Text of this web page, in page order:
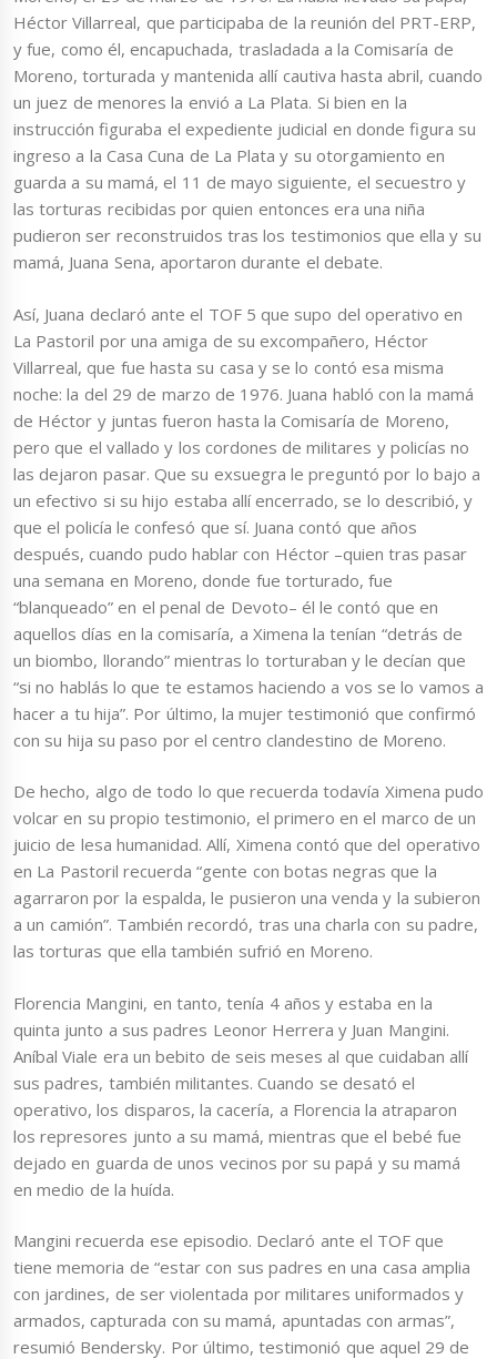
Héctor Villarreal, que participaba de la reunión del PRT-ERP,
y fue, como él, encapuchada, trasladada a la Comisaría de
Moreno, torturada y mantenida allí cautiva hasta abril, cuando
un juez de menores la envió a La Plata. Si bien en la
instrucción figuraba el expediente judicial en donde figura su
ingreso a la Casa Cuna de La Plata y su otorgamiento en
guarda a su mamá, el 11 de mayo siguiente, el secuestro y
las torturas recibidas por quien entonces era una niña
pudieron ser reconstruidos tras los testimonios que ella y su
mamá, Juana Sena, aportaron durante el debate.
Así, Juana declaró ante el TOF 5 que supo del operativo en
La Pastoril por una amiga de su excompañero, Héctor
Villarreal, que fue hasta su casa y se lo contó esa misma
noche: la del 29 de marzo de 1976. Juana habló con la mamá
de Héctor y juntas fueron hasta la Comisaría de Moreno,
pero que el vallado y los cordones de militares y policías no
las dejaron pasar. Que su exsuegra le preguntó por lo bajo a
un efectivo si su hijo estaba allí encerrado, se lo describió, y
que el policía le confesó que sí. Juana contó que años
después, cuando pudo hablar con Héctor –quien tras pasar
una semana en Moreno, donde fue torturado, fue
“blanqueado” en el penal de Devoto– él le contó que en
aquellos días en la comisaría, a Ximena la tenían “detrás de
un biombo, llorando” mientras lo torturaban y le decían que
“si no hablás lo que te estamos haciendo a vos se lo vamos a
hacer a tu hija”. Por último, la mujer testimonió que confirmó
con su hija su paso por el centro clandestino de Moreno.
De hecho, algo de todo lo que recuerda todavía Ximena pudo
volcar en su propio testimonio, el primero en el marco de un
juicio de lesa humanidad. Allí, Ximena contó que del operativo
en La Pastoril recuerda “gente con botas negras que la
agarraron por la espalda, le pusieron una venda y la subieron
a un camión”. También recordó, tras una charla con su padre,
las torturas que ella también sufrió en Moreno.
Florencia Mangini, en tanto, tenía 4 años y estaba en la
quinta junto a sus padres Leonor Herrera y Juan Mangini.
Aníbal Viale era un bebito de seis meses al que cuidaban allí
sus padres, también militantes. Cuando se desató el
operativo, los disparos, la cacería, a Florencia la atraparon
los represores junto a su mamá, mientras que el bebé fue
dejado en guarda de unos vecinos por su papá y su mamá
en medio de la huída.
Mangini recuerda ese episodio. Declaró ante el TOF que
tiene memoria de “estar con sus padres en una casa amplia
con jardines, de ser violentada por militares uniformados y
armados, capturada con su mamá, apuntadas con armas”,
resumió Bendersky. Por último, testimonió que aquel 29 de